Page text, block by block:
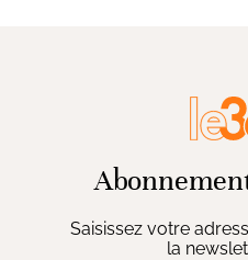
Saisissez votre
la